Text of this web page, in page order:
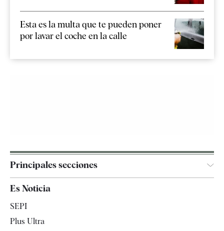
Esta es la multa que te pueden poner
por lavar el coche en la calle
Principales secciones
España
Es Noticia
SEPI
Plus Ultra